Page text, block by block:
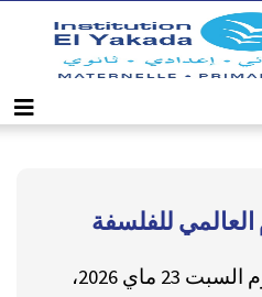
العالمي للفلسفة
احتفل معهد اليقظة، يوم السبت 23 ماي 2026،